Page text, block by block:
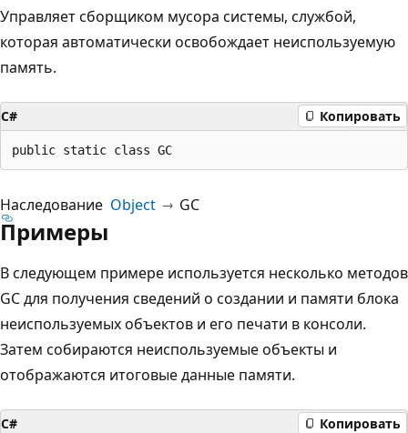
Управляет сборщиком мусора системы, службой,
которая автоматически освобождает неиспользуемую
память.
C# Копировать
public static class GC
Наследование Object GC
Примеры
В следующем примере используется несколько методов
GC для получения сведений о создании и памяти блока
неиспользуемых объектов и его печати в консоли.
Затем собираются неиспользуемые объекты и
отображаются итоговые данные памяти.
C# Копировать